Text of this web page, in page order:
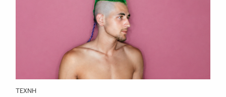
ΤΈΧΝΗ